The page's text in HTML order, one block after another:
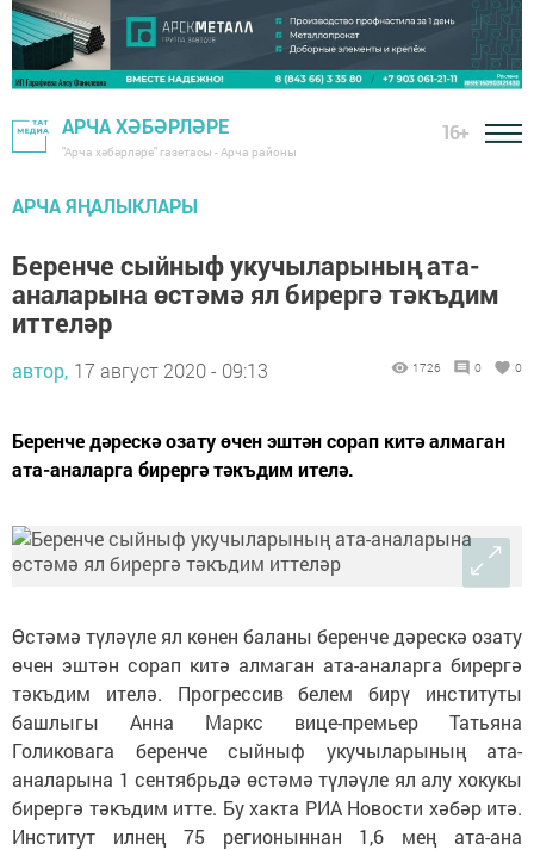
АРЧА ХӘБӘРЛӘРЕ
"Арча хәбәрләре" газетасы - Арча районы
16+
АРЧА ЯҢАЛЫКЛАРЫ
Беренче сыйныф укучыларының ата-
аналарына өстәмә ял бирергә тәкъдим
иттеләр
автор, 17 август 2020 - 09:13 1726 0 0
Беренче дәрескә озату өчен эштән сорап китә алмаган
ата-аналарга бирергә тәкъдим ителә.
Өстәмә түләүле ял көнен баланы беренче дәрескә озату
өчен эштән сорап китә алмаган ата-аналарга бирергә
тәкъдим ителә. Прогрессив белем бирү институты
башлыгы Анна Маркс вице-премьер Татьяна
Голиковага беренче сыйныф укучыларының ата-
аналарына 1 сентябрьдә өстәмә түләүле ял алу хокукы
бирергә тәкъдим итте. Бу хакта РИА Новости хәбәр итә.
Институт илнең 75 регионыннан 1,6 мең ата-ана